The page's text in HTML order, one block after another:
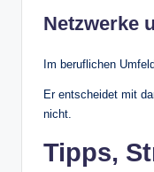
Netzwerke
Im beruflichen
Er entscheidet mit
nicht.
Tipps,